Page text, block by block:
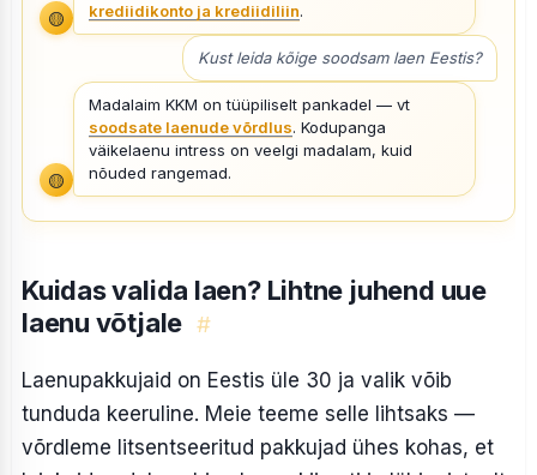
🟡
krediidikonto ja krediidiliin.
Kust leida kõige soodsam laen Eestis?
🟡
Madalaim KKM on tüüpiliselt pankadel — vt
soodsate laenude võrdlus. Kodupanga
väikelaenu intress on veelgi madalam, kuid
nõuded rangemad.
Kuidas valida laen? Lihtne juhend uue
laenu võtjale #
Laenupakkujaid on Eestis üle 30 ja valik võib
tunduda keeruline. Meie teeme selle lihtsaks —
võrdleme litsentseeritud pakkujad ühes kohas, et